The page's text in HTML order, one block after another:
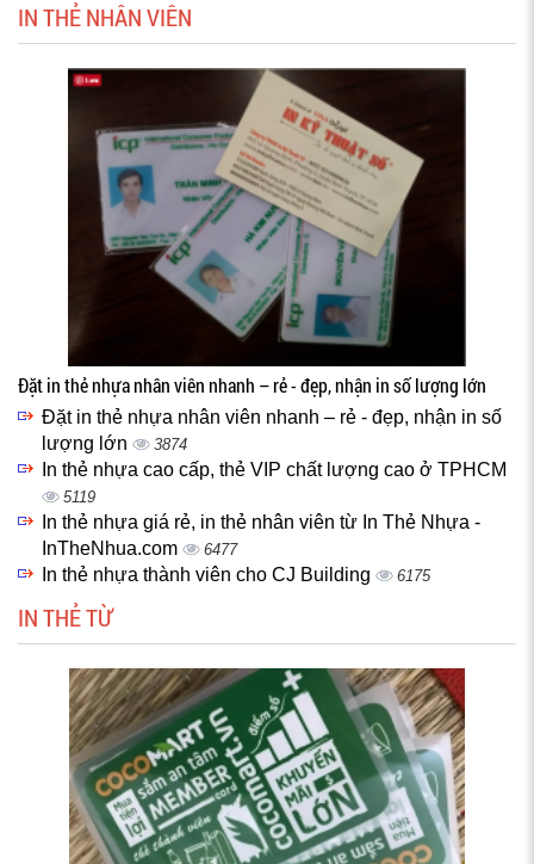
IN THẺ NHÂN VIÊN
Đặt in thẻ nhựa nhân viên nhanh – rẻ - đẹp, nhận in số lượng lớn
Đặt in thẻ nhựa nhân viên nhanh – rẻ - đẹp, nhận in số
lượng lớn
3874
In thẻ nhựa cao cấp, thẻ VIP chất lượng cao ở TPHCM
5119
In thẻ nhựa giá rẻ, in thẻ nhân viên từ In Thẻ Nhựa -
InTheNhua.com
6477
In thẻ nhựa thành viên cho CJ Building 6175
IN THẺ TỪ